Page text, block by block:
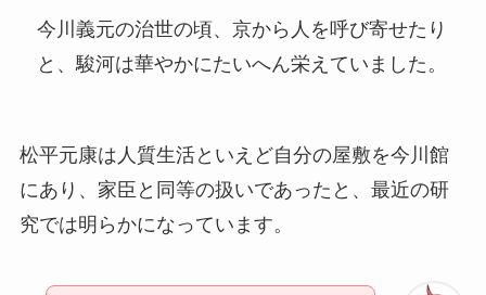
今川義元の治世の頃、京から人を呼び寄せたり
と、駿河は華やかにたいへん栄えていました。
松平元康は人質生活といえど自分の屋敷を今川館
にあり、家臣と同等の扱いであったと、最近の研
究では明らかになっています。